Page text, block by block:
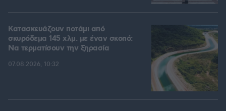
Κατασκευάζουν ποτάμι από
σκυρόδεμα 145 χλμ. με έναν σκοπό:
Να τερματίσουν την ξηρασία
07.08.2026, 10:32